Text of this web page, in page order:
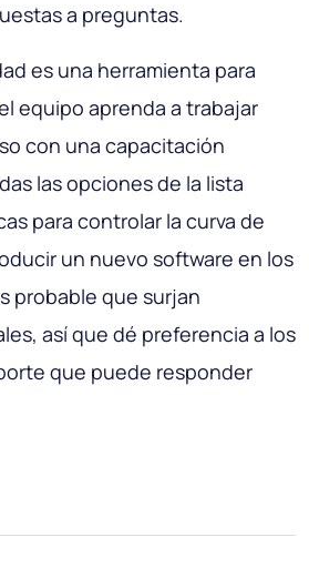
a preguntas.
es una herramienta para
equipo aprenda a trabajar
con una capacitación
las opciones de la lista
para controlar la curva de
un nuevo software en los
probable que surjan
así que dé preferencia a los
que puede responder